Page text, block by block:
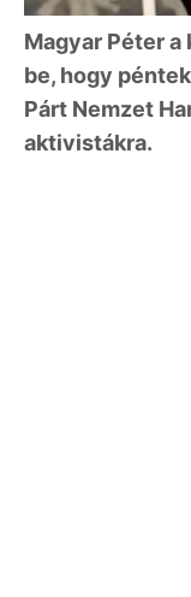
Magyar Péter
be, hogy
Párt Nemzet
aktivistákra.